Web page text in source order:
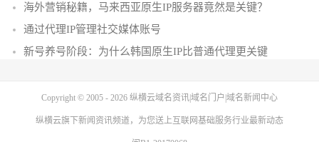
海外营销秘籍，马来西亚原生IP服务器竟然是关键？
通过代理IP管理社交媒体账号
新号养号阶段：为什么韩国原生IP比普通代理更关键
Copyright © 2005 - 2026 纵横云域名资讯|域名门户|域名新闻中心
纵横云旗下新闻资讯频道，为您送上互联网基础服务行业最新动态